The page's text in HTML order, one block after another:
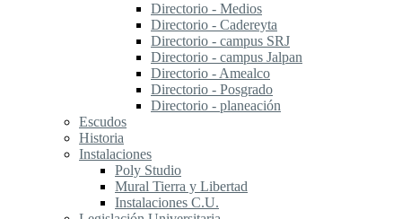
Directorio - Medios
Directorio - Cadereyta
Directorio - campus SRJ
Directorio - campus Jalpan
Directorio - Amealco
Directorio - Posgrado
Directorio - planeación
Escudos
Historia
Instalaciones
Poly Studio
Mural Tierra y Libertad
Instalaciones C.U.